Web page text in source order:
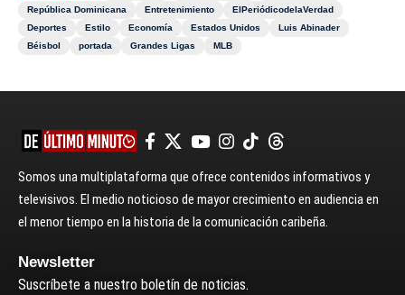
República Dominicana
Entretenimiento
ElPeriódicodelaVerdad
Deportes
Estilo Economía Estados Unidos
Luis Abinader
Béisbol
portada Grandes Ligas MLB
Somos una multiplataforma que ofrece contenidos informativos y
televisivos. El medio noticioso de mayor crecimiento en audiencia en
el menor tiempo en la historia de la comunicación caribeña.
Newsletter
Suscríbete a nuestro boletín de noticias.